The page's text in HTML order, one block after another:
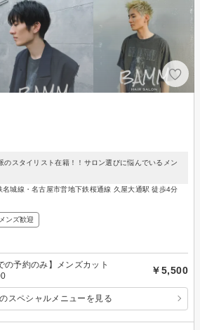
のスタイリスト在籍！！サロン選びに悩んでいるメン
名城線・名古屋市営地下鉄桜通線 久屋大通駅 徒歩4分
メンズ歓迎
の予約のみ】メンズカット
￥5,500
スペシャルメニューを見る